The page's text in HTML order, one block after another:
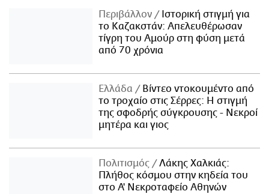
Περιβάλλον
Ιστορική στιγμή για
το Καζακστάν: Απελευθέρωσαν
τίγρη του Αμούρ στη φύση μετά
από 70 χρόνια
Ελλάδα
Βίντεο ντοκουμέντο από
το τροχαίο στις Σέρρες: Η στιγμή
της σφοδρής σύγκρουσης - Νεκροί
μητέρα και γιος
Πολιτισμός
Λάκης Χαλκιάς:
Πλήθος κόσμου στην κηδεία του
στο Α' Νεκροταφείο Αθηνών